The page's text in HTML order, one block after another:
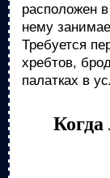
расположен
нему
Требуется
хребтов,
палатках в